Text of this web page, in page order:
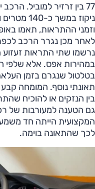
77 בין זרזיר למוביל.
ניקוז
וזמני ההתראות, תאמו
לאחר מכן נגרר הרכב
נרשמו שתי התראות
במהירות אפס. אלא שלפי
בטלטול שנגרם בזמן
תאונתי נוסף. המומחה
בין הנזקים או להוכיח
גם הטענה למעורבות של
המקצועית הייתה חד
לכך שהתאונה בוימה.